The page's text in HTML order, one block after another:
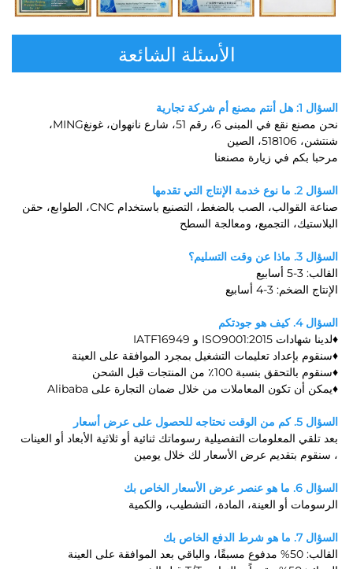
الأسئلة الشائعة
السؤال 1: هل أنتم مصنع أم شركة تجارية
نحن مصنع نقع في المبنى 6، رقم 51، شارع نانهوان، غونغMING،
شنتشن، 518106، الصين
مرحبا بكم في زيارة مصنعنا
السؤال 2. ما نوع خدمة الإنتاج التي تقدمها
صناعة القوالب، الصب بالضغط، التصنيع باستخدام CNC، الطوابع، حقن
البلاستيك، التجميع، ومعالجة السطح
السؤال 3. ماذا عن وقت التسليم؟
القالب: 3-5 أسابيع
الإنتاج الضخم: 3-4 أسابيع
السؤال 4. كيف هو جودتكم
♦لدينا شهادات ISO9001:2015 و IATF16949
♦سنقوم بإعداد تعليمات التشغيل بمجرد الموافقة على العينة
♦سنقوم بالتحقق بنسبة 100٪ من المنتجات قبل الشحن
♦يمكن أن تكون المعاملات من خلال ضمان التجارة على Alibaba
السؤال 5. كم من الوقت نحتاجه للحصول على عرض أسعار
بعد تلقي المعلومات التفصيلية رسوماتك ثنائية أو ثلاثية الأبعاد أو العينات
، سنقوم بتقديم عرض الأسعار لك خلال يومين
السؤال 6. ما هو عنصر عرض الأسعار الخاص بك
الرسومات أو العينة، المادة، التشطيب، والكمية
السؤال 7. ما هو شرط الدفع الخاص بك
القالب: 50% مدفوع مسبقًا، والباقي بعد الموافقة على العينة